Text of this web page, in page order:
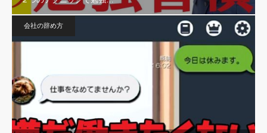
会社の辞め方